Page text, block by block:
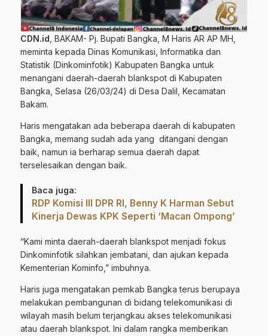
CDN.id , BAKAM- Pj. Bupati Bangka, M Haris AR AP MH,
meminta kepada Dinas Komunikasi, Informatika dan
Statistik (Dinkominfotik) Kabupaten Bangka untuk
menangani daerah-daerah blankspot di Kabupaten
Bangka, Selasa (26/03/24) di Desa Dalil, Kecamatan
Bakam.
Haris mengatakan ada beberapa daerah di kabupaten
Bangka, memang sudah ada yang ditangani dengan
baik, namun ia berharap semua daerah dapat
terselesaikan dengan baik.
Baca juga:
RDP Komisi III DPR RI, Benny K Harman Sebut
Kinerja Dewas KPK Seperti ‘Macan Ompong’
“Kami minta daerah-daerah blankspot menjadi fokus
Dinkominfotik silahkan jembatani, dan ajukan kepada
Kementerian Kominfo,” imbuhnya.
Haris juga mengatakan pemkab Bangka terus berupaya
melakukan pembangunan di bidang telekomunikasi di
wilayah masih belum terjangkau akses telekomunikasi
atau daerah blankspot. Ini dalam rangka memberikan